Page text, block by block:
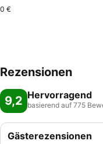
0 €
Rezensionen
9,2 Hervorragend
basierend auf 775
Gästerezensionen